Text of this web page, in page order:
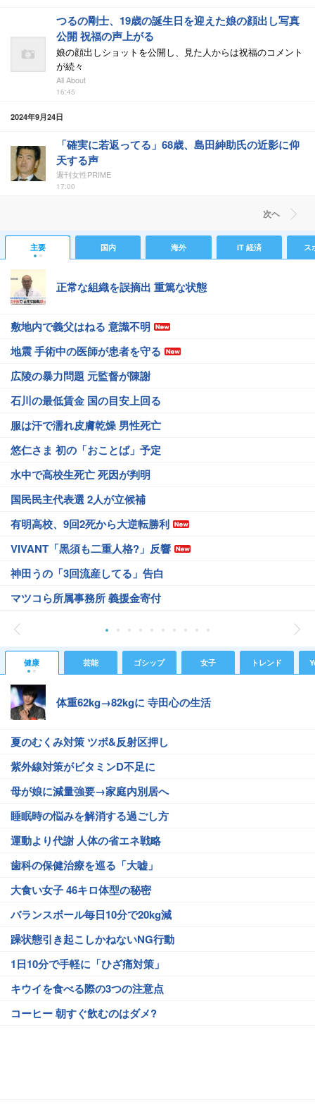
つるの剛士、19歳の誕生日を迎えた娘の顔出し写真
公開 祝福の声上がる
娘の顔出しショットを公開し、見た人からは祝福のコメント
が続々
All About
16:45
2024年9月24日
「確実に若返ってる」68歳、島田紳助氏の近影に仰
天する声
週刊女性PRIME
17:00
次ヘ
主要 国内 海外 IT 経済 ス
正常な組織を誤摘出 重篤な状態
敷地内で義父はねる 意識不明
地震 手術中の医師が患者を守る
広陵の暴力問題 元監督が陳謝
石川の最低賃金 国の目安上回る
服は汗で濡れ皮膚乾燥 男性死亡
悠仁さま 初の「おことば」予定
水中で高校生死亡 死因が判明
国民民主代表選 2人が立候補
有明高校、9回2死から大逆転勝利
VIVANT「黒須も二重人格?」反響
神田うの「3回流産してる」告白
マツコら所属事務所 義援金寄付
健康 芸能 ゴシップ 女子 トレンド
体重62kg→82kgに 寺田心の生活
夏のむくみ対策 ツボ&反射区押し
紫外線対策がビタミンD不足に
母が娘に減量強要→家庭内別居へ
睡眠時の悩みを解消する過ごし方
運動より代謝 人体の省エネ戦略
歯科の保健治療を巡る「大嘘」
大食い女子 46キロ体型の秘密
バランスボール毎日10分で20kg減
躁状態引き起こしかねないNG行動
1日10分で手軽に「ひざ痛対策」
キウイを食べる際の3つの注意点
コーヒー 朝すぐ飲むのはダメ?